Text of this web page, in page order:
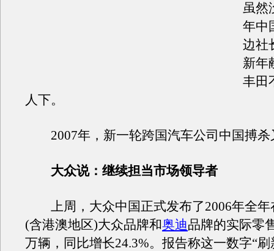
虽然
年中
边社
新年
丰田
人下。
2007年，新一轮跨国汽车公司中国搏杀
大众说：继续担当市场领导者
上周，大众中国正式发布了2006年全年
(含港澳地区)大众品牌和奥迪品牌的实际零
万辆，同比增长24.3%。报告称这一数字“